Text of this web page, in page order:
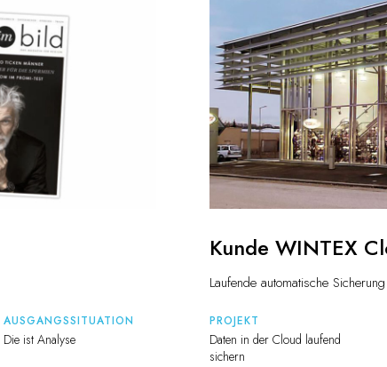
AUSGANGSSITUATION
Die ist Analyse
Kunde WINTEX
Laufende automatische
PROJEKT
Daten in der Cloud laufend
sichern